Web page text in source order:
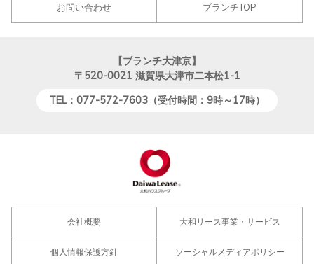
お問い合わせ ブランチTOP
【ブランチ大津京】
〒520-0021 滋賀県大津市二本松1-1
TEL：077-572-7603（受付時間：9時～17時）
会社概要 大和リース事業・サービス
個人情報保護方針 ソーシャルメディアポリシー